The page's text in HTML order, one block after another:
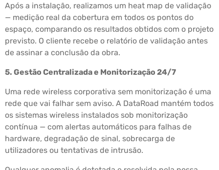
Após a instalação, realizamos um heat map de validação
— medição real da cobertura em todos os pontos do
espaço, comparando os resultados obtidos com o projeto
previsto. O cliente recebe o relatório de validação antes
de assinar a conclusão da obra.
5. Gestão Centralizada e Monitorização 24/7
Uma rede wireless corporativa sem monitorização é uma
rede que vai falhar sem aviso. A DataRoad mantém todos
os sistemas wireless instalados sob monitorização
contínua — com alertas automáticos para falhas de
hardware, degradação de sinal, sobrecarga de
utilizadores ou tentativas de intrusão.